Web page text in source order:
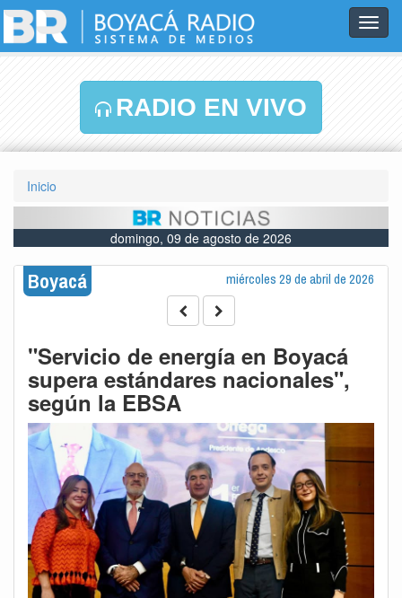
RADIO EN VIVO
Inicio
domingo, 09 de agosto de 2026
Boyacá miércoles 29 de abril de 2026
"Servicio de energía en Boyacá
supera estándares nacionales",
según la EBSA